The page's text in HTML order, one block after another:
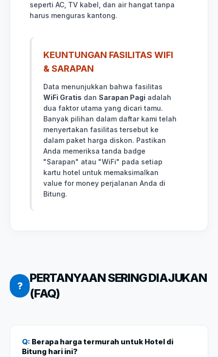
seperti AC, TV kabel, dan air hangat tanpa
harus menguras kantong.
KEUNTUNGAN FASILITAS WIFI
& SARAPAN
Data menunjukkan bahwa fasilitas
WiFi Gratis dan Sarapan Pagi adalah
dua faktor utama yang dicari tamu.
Banyak pilihan dalam daftar kami telah
menyertakan fasilitas tersebut ke
dalam paket harga diskon. Pastikan
Anda memeriksa tanda badge
"Sarapan" atau "WiFi" pada setiap
kartu hotel untuk memaksimalkan
value for money perjalanan Anda di
Bitung.
?
PERTANYAAN SERING DIAJUKAN
(FAQ)
Q: Berapa harga termurah untuk Hotel di
Bitung hari ini?